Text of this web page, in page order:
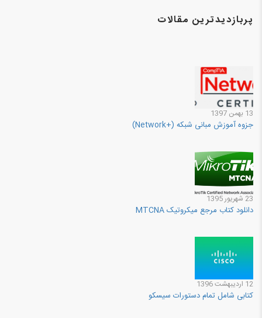
پربازدیدترین مقالات
13 بهمن 1397
جزوه آموزش مبانی شبکه (+Network)
23 شهريور 1395
دانلود کتاب مرجع میکروتیک MTCNA
12 ارديبهشت 1396
کتابی شامل تمام دستورات سیسکو